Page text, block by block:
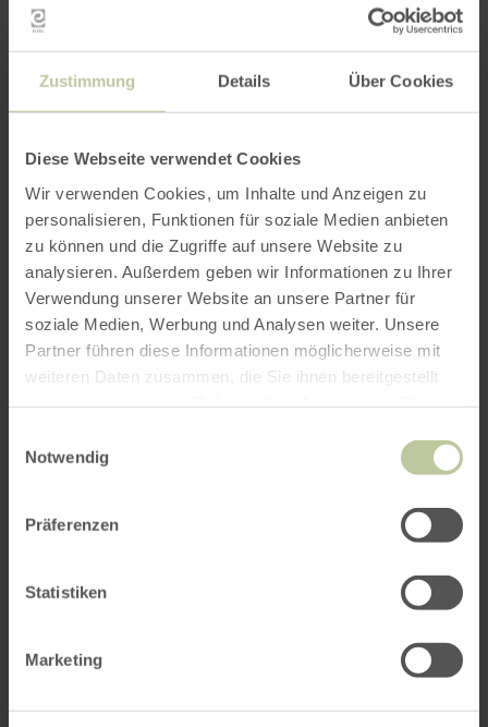
Zustimmung Details Über Cookies
Diese Webseite verwendet Cookies
Wir verwenden Cookies, um Inhalte und Anzeigen zu
personalisieren, Funktionen für soziale Medien anbieten
zu können und die Zugriffe auf unsere Website zu
analysieren. Außerdem geben wir Informationen zu Ihrer
Verwendung unserer Website an unsere Partner für
soziale Medien, Werbung und Analysen weiter. Unsere
Partner führen diese Informationen möglicherweise mit
weiteren Daten zusammen, die Sie ihnen bereitgestellt
Notwendig
Präferenzen
Statistiken
Marketing